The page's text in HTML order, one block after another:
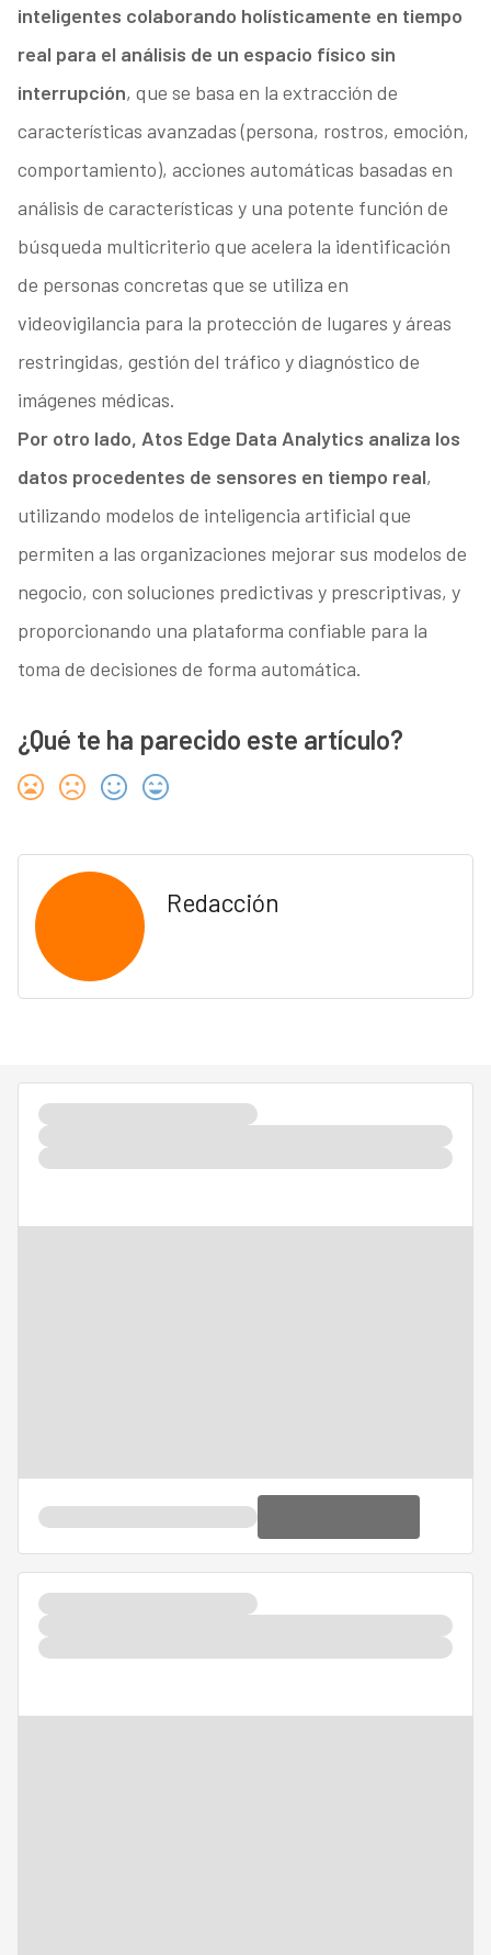
inteligentes colaborando holísticamente en tiempo
real para el análisis de un espacio físico sin
interrupción, que se basa en la extracción de
características avanzadas (persona, rostros, emoción,
comportamiento), acciones automáticas basadas en
análisis de características y una potente función de
búsqueda multicriterio que acelera la identificación
de personas concretas que se utiliza en
videovigilancia para la protección de lugares y áreas
restringidas, gestión del tráfico y diagnóstico de
imágenes médicas.
Por otro lado, Atos Edge Data Analytics analiza los
datos procedentes de sensores en tiempo real,
utilizando modelos de inteligencia artificial que
permiten a las organizaciones mejorar sus modelos de
negocio, con soluciones predictivas y prescriptivas, y
proporcionando una plataforma confiable para la
toma de decisiones de forma automática.
¿Qué te ha parecido este artículo?
Redacción